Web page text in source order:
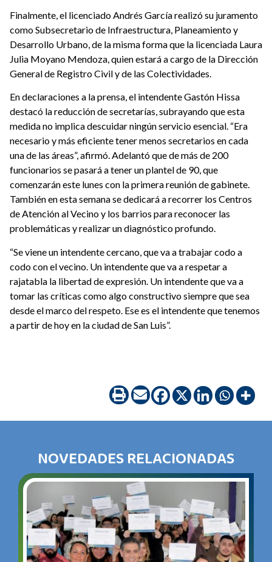
Finalmente, el licenciado Andrés García realizó su juramento
como Subsecretario de Infraestructura, Planeamiento y
Desarrollo Urbano, de la misma forma que la licenciada Laura
Julia Moyano Mendoza, quien estará a cargo de la Dirección
General de Registro Civil y de las Colectividades.
En declaraciones a la prensa, el intendente Gastón Hissa
destacó la reducción de secretarías, subrayando que esta
medida no implica descuidar ningún servicio esencial. “Era
necesario y más eficiente tener menos secretarios en cada
una de las áreas”, afirmó. Adelantó que de más de 200
funcionarios se pasará a tener un plantel de 90, que
comenzarán este lunes con la primera reunión de gabinete.
También en esta semana se dedicará a recorrer los Centros
de Atención al Vecino y los barrios para reconocer las
problemáticas y realizar un diagnóstico profundo.
“Se viene un intendente cercano, que va a trabajar codo a
codo con el vecino. Un intendente que va a respetar a
rajatabla la libertad de expresión. Un intendente que va a
tomar las críticas como algo constructivo siempre que sea
desde el marco del respeto. Ese es el intendente que tenemos
a partir de hoy en la ciudad de San Luis”.
NOVEDADES RELACIONADAS